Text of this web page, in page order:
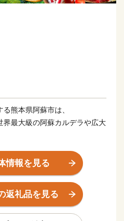
熊本県阿蘇市は、
界最大級の阿蘇カルデラや広大
な景観、文化から
オパークにも認定されまし
歩一歩復興の歩みを進める中
情報を見る
返礼品を見る